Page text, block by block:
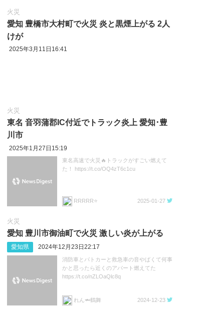
火災
愛知 豊橋市大村町で火災 炎と黒煙上がる 2人
けが
2025年3月11日16:41
火災
東名 音羽蒲郡IC付近でトラック炎上 愛知･豊
川市
2025年1月27日15:19
東名高速で火災🔥トラックがすごい燃えて
た！ https://t.co/OQ4zT6c1cu
RRRRR⭐️ 2025-01-27
火災
愛知 豊川市御油町で火災 激しい炎が上がる
愛知県 2024年12月23日22:17
消防車とパトカーと救急車の音やばくて何事
かと思ったら近くのアパート燃えてた
https://t.co/nZLOaQlc8q
れん🦈鶴舞 2024-12-23